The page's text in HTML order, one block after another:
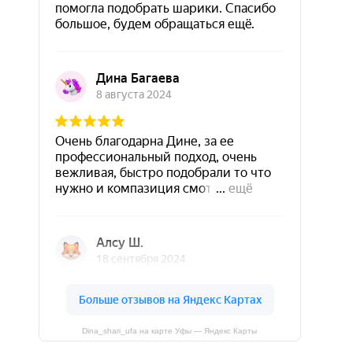
Dina_shari_ufa на карте Уфы — Яндекс Карты